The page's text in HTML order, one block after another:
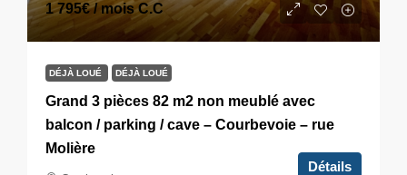
1 795€/ mois C.C
DÉJÀ LOUÉ DÉJÀ LOUÉ
Grand 3 pièces 82 m2 non meublé avec
balcon / parking / cave – Courbevoie – rue
Molière
Détails